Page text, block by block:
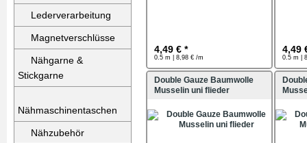
Lederverarbeitung
Magnetverschlüsse
Nähgarne &
Stickgarne
Nähmaschinentaschen
Nähzubehör
4,49 € *
0.5 m | 8,98 € /m
4,49
0.5 m |
Double Gauze Baumwolle
Musselin uni flieder